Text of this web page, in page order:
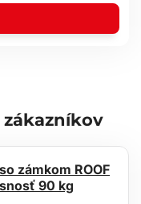
zámkom ROOF
90 kg